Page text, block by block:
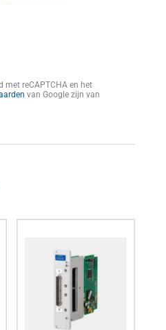
met reCAPTCHA en het
van Google zijn van